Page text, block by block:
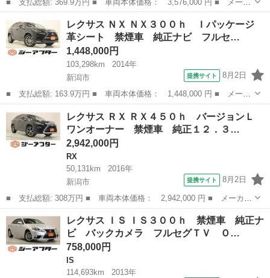
■ 支払総額: 369.9万円 ■ 車両本体価格： 3,576,000 円 ■ メーカ
ー名： レクサス ■ 車種名： ＮＸ ■ グレード名： ＮＸ３００
ｈ スパイス＆シック 禁煙車 後期型 純正１０．３型ナビ 全周
囲カメラ...
レクサス
レクサス ＮＸ ＮＸ３００ｈ Ｉパッケージ
革シート 禁煙車 純正ナビ フルセ…
1,448,000円
103,298km
2014年
新潟市
提携サイト 8月2日
■ 支払総額: 163.9万円 ■ 車両本体価格： 1,448,000 円 ■ メーカ
ー名： レクサス ■ 車種名： ＮＸ ■ グレード名： ＮＸ３００
ｈ Ｉパッケージ 革シート 禁煙車 純正ナビ フルセグＴＶ 全
周囲カメ...
新潟 新潟市 レクサス
レクサス ＲＸ ＲＸ４５０ｈ バージョンＬ
ワンオーナー 禁煙車 純正１２．３…
2,942,000円
RX
50,131km
2016年
新潟市
提携サイト 8月2日
■ 支払総額: 308万円 ■ 車両本体価格： 2,942,000 円 ■ メーカー
名： レクサス ■ 車種名： ＲＸ ■ グレード名： ＲＸ４５０
ｈ バージョンＬ ワンオーナー 禁煙車 純正１２．３インチナ
ビ 全周囲カメ...
新潟 新潟市 RX
レクサス ＩＳ ＩＳ３００ｈ 禁煙車 純正ナ
ビ バックカメラ フルセグＴＶ Ｏ…
758,000円
IS
114,693km
2013年